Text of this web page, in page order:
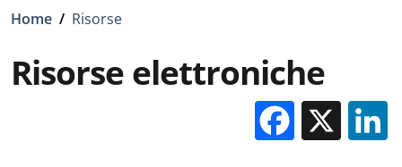
Briciole di pane
Home / Risorse
Risorse elettroniche
X